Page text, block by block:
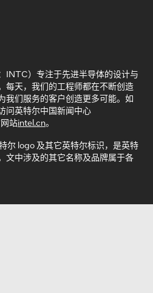
INTC）专注于先进半导体的设计与
每天，我们的工程师都在不断创造
我们服务的客户创造更多可能。如
问英特尔中国新闻中心
站intel.cn。
尔 logo 及其它英特尔标识，是英特
文中涉及的其它名称及品牌属于各